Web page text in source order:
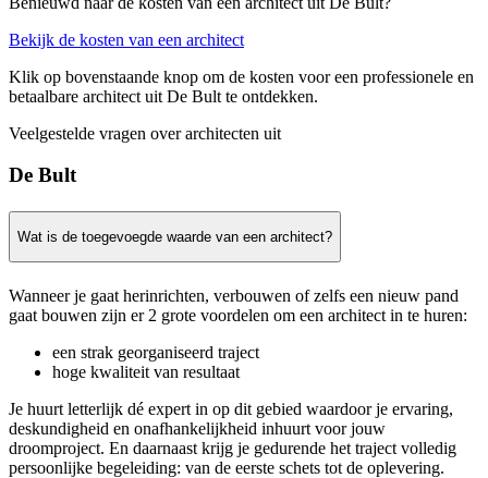
Bekijk de kosten van een architect
Klik op bovenstaande knop om de kosten voor een professionele en
betaalbare architect uit De Bult te ontdekken.
Veelgestelde vragen over architecten uit
De Bult
Wat is de toegevoegde waarde van een architect?
Wanneer je gaat herinrichten, verbouwen of zelfs een nieuw pand
gaat bouwen zijn er 2 grote voordelen om een architect in te huren:
een strak georganiseerd traject
hoge kwaliteit van resultaat
Je huurt letterlijk dé expert in op dit gebied waardoor je ervaring,
deskundigheid en onafhankelijkheid inhuurt voor jouw
droomproject. En daarnaast krijg je gedurende het traject volledig
persoonlijke begeleiding: van de eerste schets tot de oplevering.